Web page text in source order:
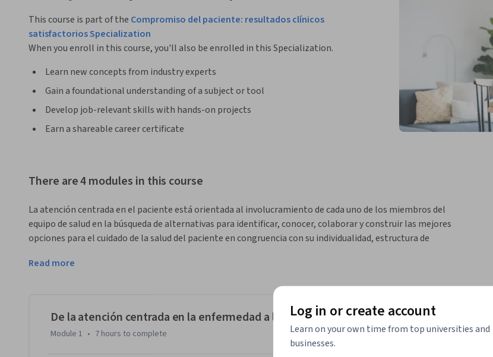
This course is part of the Compromiso del paciente: resultados clínicos
satisfactorios Specialization
When you enroll in this course, you'll also be enrolled in this Specialization.
Learn new concepts from industry experts
Gain a foundational understanding of a subject or tool
Develop job-relevant skills with hands-on projects
Earn a shareable career certificate
There are 4 modules in this course
La atención centrada en el paciente está orientada al involucramiento de cada uno de los miembros del
equipo de salud en la búsqueda de alternativas para identificar, conocer, colaborar y construir las mejores
opciones para el cuidado de la salud del paciente en congruencia con su individualidad, estructura de
de prevención, diagnóstico, tratamiento y seguimiento. La perspectiva humana, biomédica, de gestión y
consulta, porque privilegia la visión integral hacia el paciente, en equipos interprofesionales y hacia una
toma de decisiones consensuada.
Read more
De la atención centrada en la enfermedad a la atención centrada en el paciente
Module 1 • 7 hours to complete
Log in or create account
Learn on your own time from top universities and
businesses.